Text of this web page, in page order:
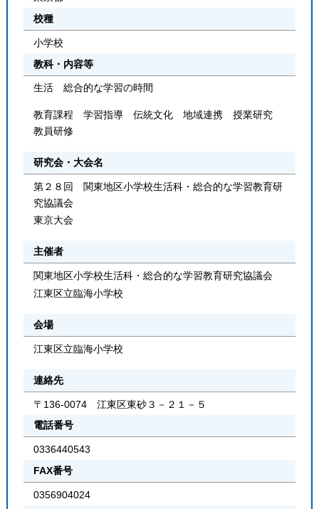
校種
小学校
教科・内容等
生活 総合的な学習の時間
教育課程 学習指導 伝統文化 地域連携 授業研究
教員研修
研究会・大会名
第２８回 関東地区小学校生活科・総合的な学習教育研
究協議会
東京大会
主催者
関東地区小学校生活科・総合的な学習教育研究協議会
江東区立臨海小学校
会場
江東区立臨海小学校
連絡先
〒136-0074 江東区東砂３－２１－５
電話番号
0336440543
FAX番号
0356904024